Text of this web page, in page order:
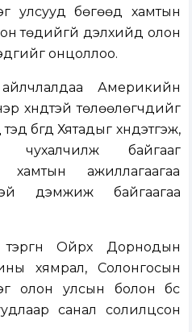
улсууд бөгөөд хамтын
төдийгүй дэлхийд олон
онцоллоо.
Америкийн
хүндтэй төлөөлөгчдийг
бүгд Хятадыг хүндэтгэж,
чухалчилж байгааг
хамтын ажиллагаагаа
дэмжиж байгаагаа
Ойрх Дорнодын
хямрал, Солонгосын
олон улсын болон бүс
санал солилцсон